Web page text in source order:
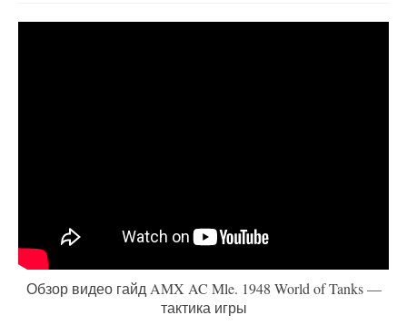
Обзор видео гайд AMX AC Mle. 1948 World of Tanks —
тактика игры